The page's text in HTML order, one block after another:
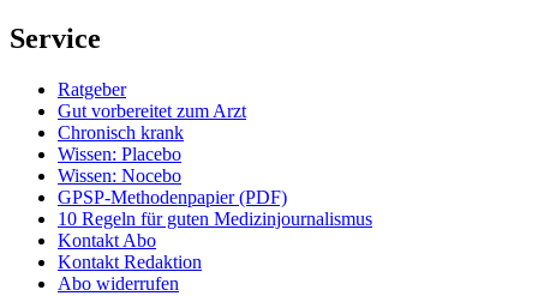
Service
Ratgeber
Gut vorbereitet zum Arzt
Chronisch krank
Wissen: Placebo
Wissen: Nocebo
GPSP-Methodenpapier (PDF)
10 Regeln für guten Medizinjournalismus
Kontakt Abo
Kontakt Redaktion
Abo widerrufen